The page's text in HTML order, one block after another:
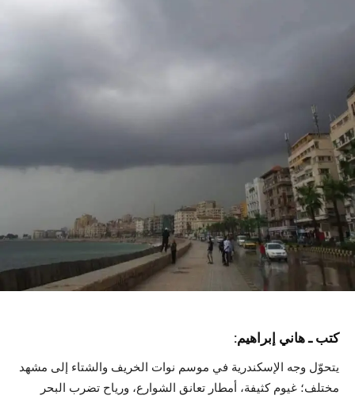
كتب ـ هاني إبراهيم:
يتحوّل وجه الإسكندرية في موسم نوات الخريف والشتاء إلى مشهد
مختلف؛ غيوم كثيفة، أمطار تعانق الشوارع، ورياح تضرب البحر